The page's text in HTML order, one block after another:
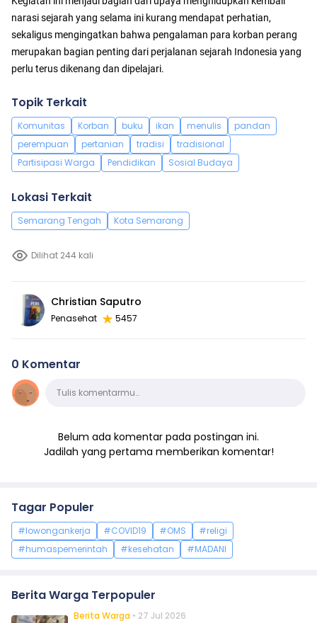
narasi sejarah yang selama ini kurang mendapat perhatian,
sekaligus mengingatkan bahwa pengalaman para korban perang
merupakan bagian penting dari perjalanan sejarah Indonesia yang
perlu terus dikenang dan dipelajari.
Topik Terkait
Komunitas Korban buku ikan menulis
pandan
perempuan
pertanian tradisi
tradisional
Partisipasi Warga
Pendidikan Sosial Budaya
Lokasi Terkait
Semarang Tengah Kota Semarang
Dilihat 244 kali
Christian Saputro
Penasehat 5457
0 Komentar
KomentarTulis komentarmu…
Belum ada komentar pada postingan ini.
Jadilah yang pertama memberikan komentar!
Tagar Populer
#lowongankerja #COVID19 #OMS
#religi
#humaspemerintah
#kesehatan #MADANI
Berita Warga Terpopuler
Berita Warga • 27 Jul 2026